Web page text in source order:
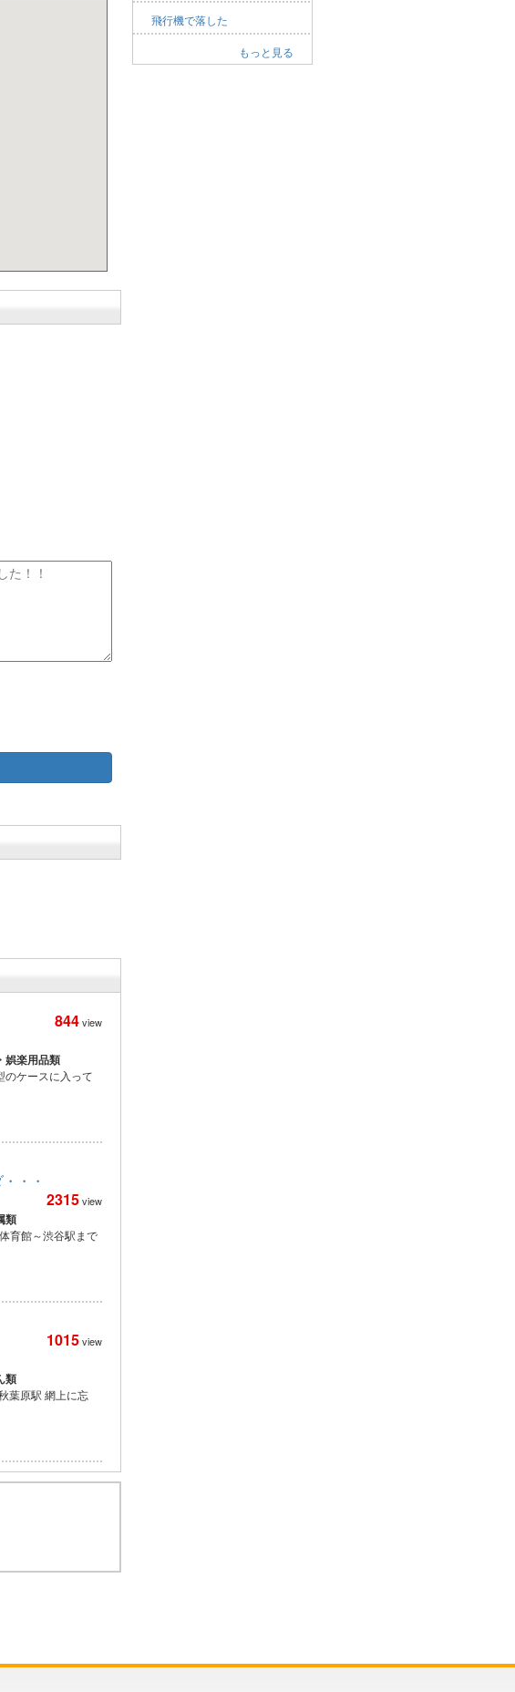
飛行機で落した
もっと見る
844view
娯楽用品類
のケースに入って
・・
2315view
類
育館～渋谷駅まで
1015view
類
葉原駅 網上に忘